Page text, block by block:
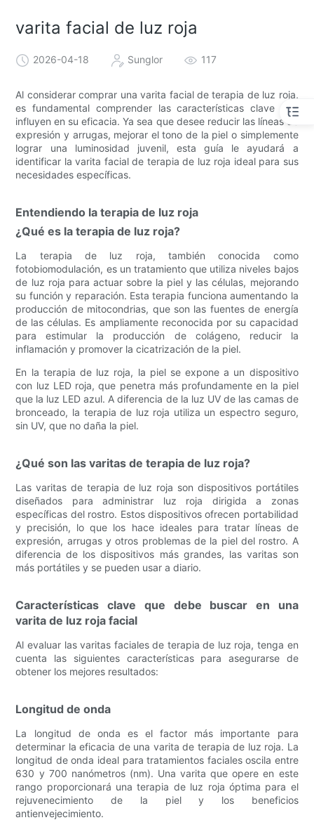
varita facial de luz roja
2026-04-18 Sunglor 117
Al considerar comprar una varita facial de terapia de luz roja,
es fundamental comprender las características clave que
influyen en su eficacia. Ya sea que desee reducir las líneas de
expresión y arrugas, mejorar el tono de la piel o simplemente
lograr una luminosidad juvenil, esta guía le ayudará a
identificar la varita facial de terapia de luz roja ideal para sus
necesidades específicas.
Entendiendo la terapia de luz roja
¿Qué es la terapia de luz roja?
La terapia de luz roja, también conocida como
fotobiomodulación, es un tratamiento que utiliza niveles bajos
de luz roja para actuar sobre la piel y las células, mejorando
su función y reparación. Esta terapia funciona aumentando la
producción de mitocondrias, que son las fuentes de energía
de las células. Es ampliamente reconocida por su capacidad
para estimular la producción de colágeno, reducir la
inflamación y promover la cicatrización de la piel.
En la terapia de luz roja, la piel se expone a un dispositivo
con luz LED roja, que penetra más profundamente en la piel
que la luz LED azul. A diferencia de la luz UV de las camas de
bronceado, la terapia de luz roja utiliza un espectro seguro,
sin UV, que no daña la piel.
¿Qué son las varitas de terapia de luz roja?
Las varitas de terapia de luz roja son dispositivos portátiles
diseñados para administrar luz roja dirigida a zonas
específicas del rostro. Estos dispositivos ofrecen portabilidad
y precisión, lo que los hace ideales para tratar líneas de
expresión, arrugas y otros problemas de la piel del rostro. A
diferencia de los dispositivos más grandes, las varitas son
más portátiles y se pueden usar a diario.
Características clave que debe buscar en una
varita de luz roja facial
Al evaluar las varitas faciales de terapia de luz roja, tenga en
cuenta las siguientes características para asegurarse de
obtener los mejores resultados:
Longitud de onda
La longitud de onda es el factor más importante para
determinar la eficacia de una varita de terapia de luz roja. La
longitud de onda ideal para tratamientos faciales oscila entre
630 y 700 nanómetros (nm). Una varita que opere en este
rango proporcionará una terapia de luz roja óptima para el
rejuvenecimiento de la piel y los beneficios
antienvejecimiento.